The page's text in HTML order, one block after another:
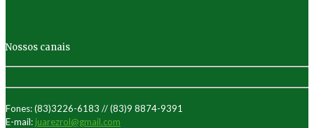
Nossos canais
Fones: (83)3226-6183 // (83)9 8874-9391
E-mail: juarezrol@gmail.com